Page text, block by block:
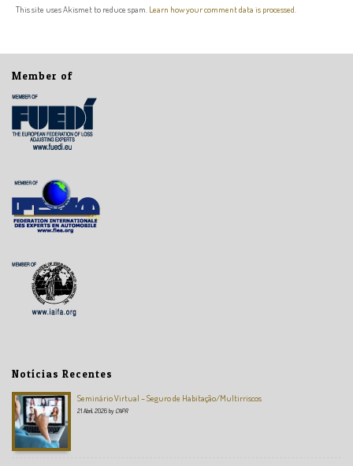
This site uses Akismet to reduce spam. Learn how your comment data is processed.
Member of
Notícias Recentes
Seminário Virtual – Seguro de Habitação/Multirriscos
21 Abril, 2026 by CNPR